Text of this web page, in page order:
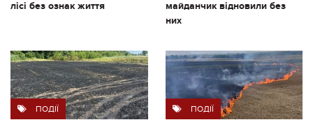
лісі без ознак життя
майданчик відновили без
них
ПОДІЇ ПОДІЇ